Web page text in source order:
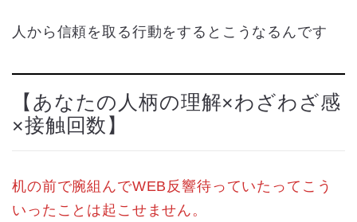
人から信頼を取る行動をするとこうなるんです
【あなたの人柄の理解×わざわざ感
×接触回数】
机の前で腕組んでWEB反響待っていたってこう
いったことは起こせません。